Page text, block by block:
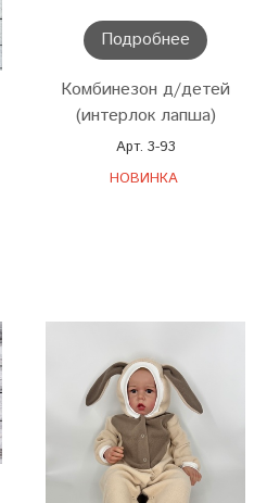
Подробнее
Комбинезон д/детей
(интерлок лапша)
Арт. 3-93
НОВИНКА